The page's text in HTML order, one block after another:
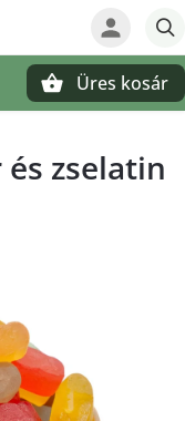
Üres kosár
zselatin